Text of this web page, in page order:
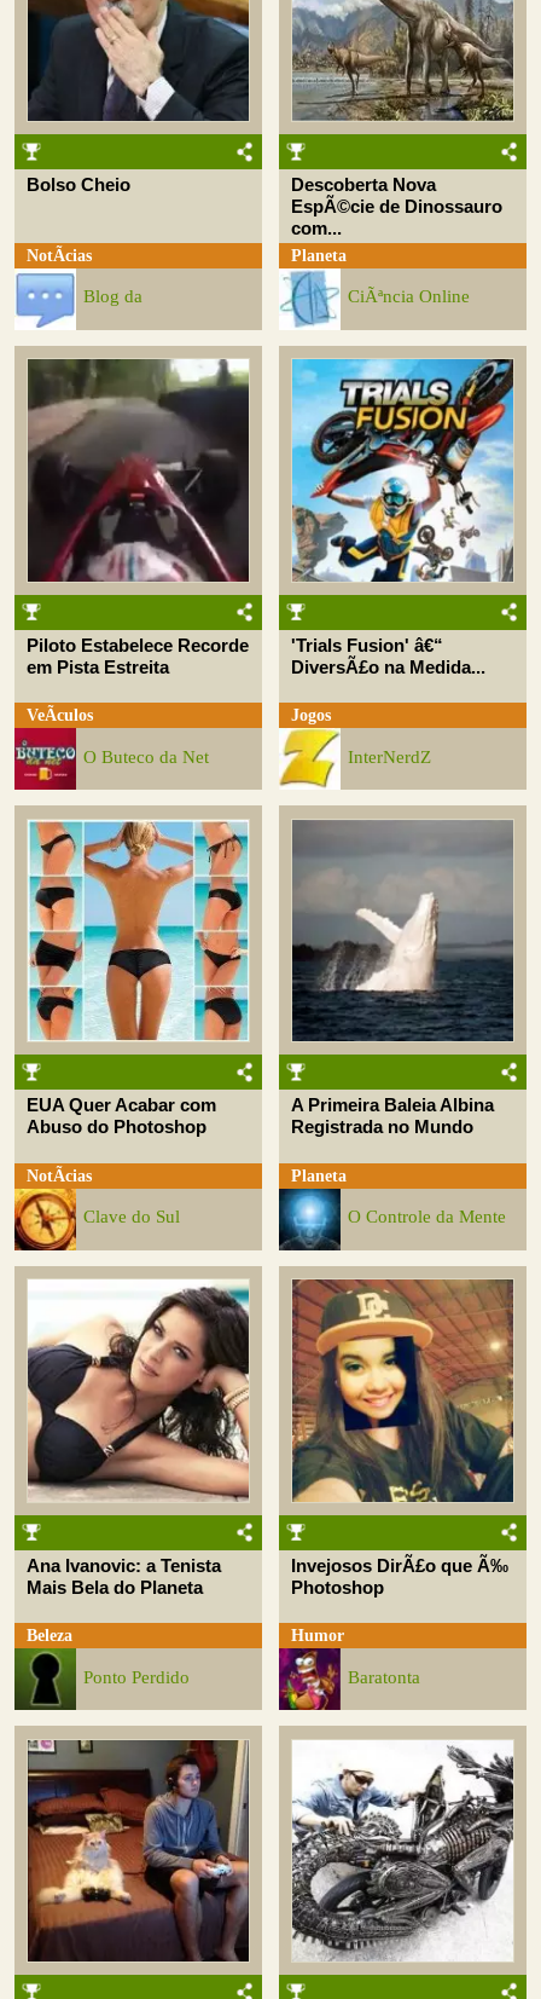
Bolso Cheio
NotÃ­cias
Blog da
Descoberta Nova
EspÃ©cie de Dinossauro
com...
Planeta
CiÃªncia Online
Piloto Estabelece Recorde
em Pista Estreita
VeÃ­culos
O Buteco da Net
'Trials Fusion' â€“
DiversÃ£o na Medida...
Jogos
InterNerdZ
EUA Quer Acabar com
Abuso do Photoshop
NotÃ­cias
Clave do Sul
A Primeira Baleia Albina
Registrada no Mundo
Planeta
O Controle da Mente
Ana Ivanovic: a Tenista
Mais Bela do Planeta
Beleza
Ponto Perdido
Invejosos DirÃ£o que Ã‰
Photoshop
Humor
Baratonta